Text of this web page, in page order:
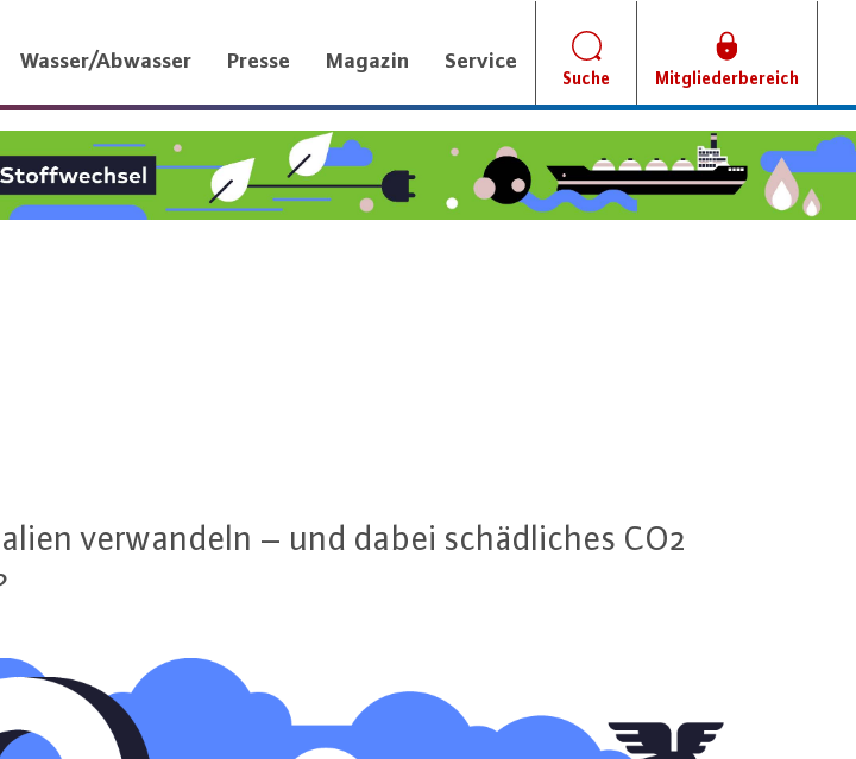
Wasser/Abwasser Presse Magazin Service
Suche Mitgliederbereich
ver­wan­deln – und dabei schäd­li­ches CO2